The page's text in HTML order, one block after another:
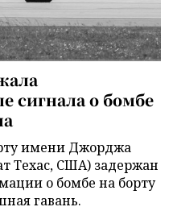
сигнала о бомбе
имени Джорджа
Техас, США) задержан
о бомбе на борту
гавань.